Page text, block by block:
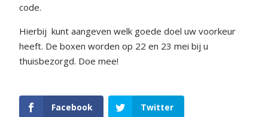
code.
Hierbij kunt aangeven welk goede doel uw voorkeur
heeft. De boxen worden op 22 en 23 mei bij u
thuisbezorgd. Doe mee!
Facebook Twitter